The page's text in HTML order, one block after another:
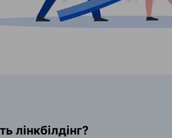
лінкбілдінг?